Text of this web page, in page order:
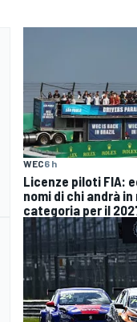
WEC6 h
Licenze piloti FIA:
nomi di chi andrà
categoria per il